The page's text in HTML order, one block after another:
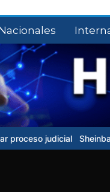
Sheinbaum no